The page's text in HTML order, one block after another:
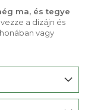
ma, és tegye
a dizájn és
vagy